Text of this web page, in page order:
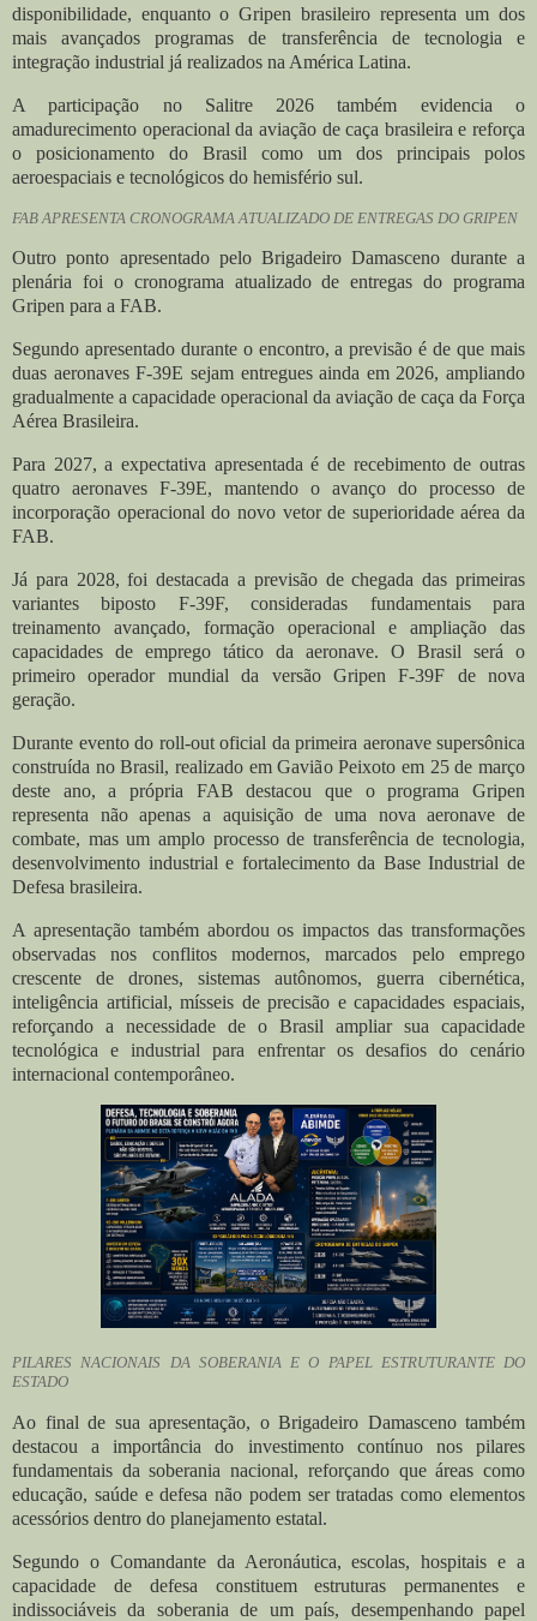
disponibilidade, enquanto o Gripen brasileiro representa um dos
mais avançados programas de transferência de tecnologia e
integração industrial já realizados na América Latina.
A participação no Salitre 2026 também evidencia o
amadurecimento operacional da aviação de caça brasileira e reforça
o posicionamento do Brasil como um dos principais polos
aeroespaciais e tecnológicos do hemisfério sul.
FAB APRESENTA CRONOGRAMA ATUALIZADO DE ENTREGAS DO GRIPEN
Outro ponto apresentado pelo Brigadeiro Damasceno durante a
plenária foi o cronograma atualizado de entregas do programa
Gripen para a FAB.
Segundo apresentado durante o encontro, a previsão é de que mais
duas aeronaves F-39E sejam entregues ainda em 2026, ampliando
gradualmente a capacidade operacional da aviação de caça da Força
Aérea Brasileira.
Para 2027, a expectativa apresentada é de recebimento de outras
quatro aeronaves F-39E, mantendo o avanço do processo de
incorporação operacional do novo vetor de superioridade aérea da
FAB.
Já para 2028, foi destacada a previsão de chegada das primeiras
variantes biposto F-39F, consideradas fundamentais para
treinamento avançado, formação operacional e ampliação das
capacidades de emprego tático da aeronave. O Brasil será o
primeiro operador mundial da versão Gripen F-39F de nova
geração.
Durante evento do roll-out oficial da primeira aeronave supersônica
construída no Brasil, realizado em Gavião Peixoto em 25 de março
deste ano, a própria FAB destacou que o programa Gripen
representa não apenas a aquisição de uma nova aeronave de
combate, mas um amplo processo de transferência de tecnologia,
desenvolvimento industrial e fortalecimento da Base Industrial de
Defesa brasileira.
A apresentação também abordou os impactos das transformações
observadas nos conflitos modernos, marcados pelo emprego
crescente de drones, sistemas autônomos, guerra cibernética,
inteligência artificial, mísseis de precisão e capacidades espaciais,
reforçando a necessidade de o Brasil ampliar sua capacidade
tecnológica e industrial para enfrentar os desafios do cenário
internacional contemporâneo.
PILARES NACIONAIS DA SOBERANIA E O PAPEL ESTRUTURANTE DO
ESTADO
Ao final de sua apresentação, o Brigadeiro Damasceno também
destacou a importância do investimento contínuo nos pilares
fundamentais da soberania nacional, reforçando que áreas como
educação, saúde e defesa não podem ser tratadas como elementos
acessórios dentro do planejamento estatal.
Segundo o Comandante da Aeronáutica, escolas, hospitais e a
capacidade de defesa constituem estruturas permanentes e
indissociáveis da soberania de um país, desempenhando papel